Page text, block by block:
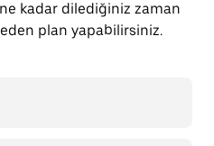
kadar dilediğiniz zaman
plan yapabilirsiniz.